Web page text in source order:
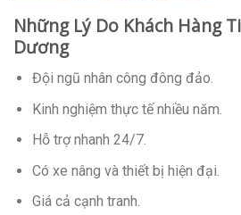
Những Lý Do Khách Hàng
Dương
Đội ngũ nhân công đông đảo.
Kinh nghiệm thực tế nhiều năm.
Hỗ trợ nhanh 24/7.
Có xe nâng và thiết bị hiện đại.
Giá cả cạnh tranh.